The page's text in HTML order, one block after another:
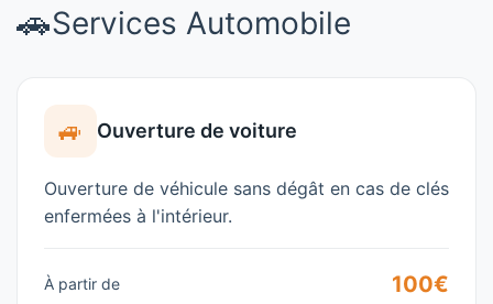
🚗Services Automobile
🚙 Ouverture de voiture
Ouverture de véhicule sans dégât en cas de clés
enfermées à l'intérieur.
À partir de 100€